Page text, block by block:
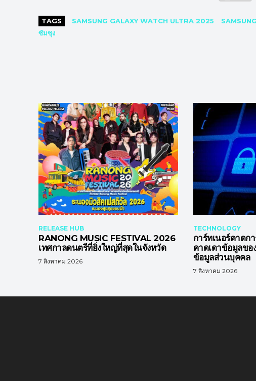
TAGS SAMSUNG GALAXY WATCH ULTRA 2025
ซัมซุง
RELEASE HUB
RANONG MUSIC FESTIVAL 2026
เทศกาลดนตรีที่ยิ่งใหญ่ที่สุดในจังหวัด
7 สิงหาคม 2026
TECHNOLOGY
การ์ทเนอร์คาดก
คาดเดาข้อมูลขอ
ข้อมูลส่วนบุคคล
7 สิงหาคม 2026